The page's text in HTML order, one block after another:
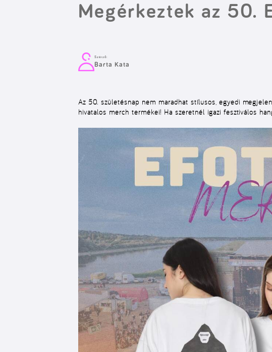
Megérkeztek az 50.
Szerző:
Barta Kata
Az 50. születésnap nem maradhat stílusos, egyedi
hivatalos merch termékei! Ha szeretnél igazi fesztiválos